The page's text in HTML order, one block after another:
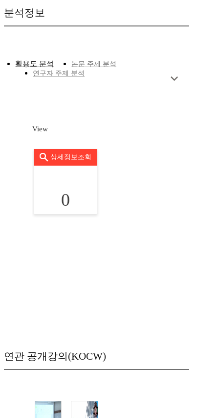
분석정보
활용도 분석
논문 주제 분석
연구자 주제 분석
View
상세정보조회
0
연관 공개강의(KOCW)